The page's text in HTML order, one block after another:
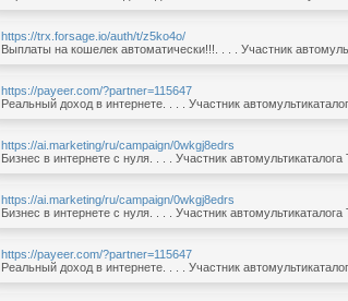
https://trx.forsage.io/auth/t/z5ko4o/
Выплаты на кошелек автоматически!!!. . . . Участник
https://payeer.com/?partner=115647
Реальный доход в интернете. . . . Участник
https://ai.marketing/ru/campaign/0wkgj8edrs
Бизнес в интернете с нуля. . . . Участник
https://ai.marketing/ru/campaign/0wkgj8edrs
Бизнес в интернете с нуля. . . . Участник
https://payeer.com/?partner=115647
Реальный доход в интернете. . . . Участник